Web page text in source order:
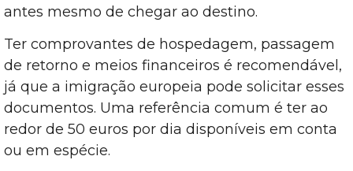
antes mesmo de chegar ao destino.
Ter comprovantes de hospedagem, passagem
de retorno e meios financeiros é recomendável,
já que a imigração europeia pode solicitar esses
documentos. Uma referência comum é ter ao
redor de 50 euros por dia disponíveis em conta
ou em espécie.